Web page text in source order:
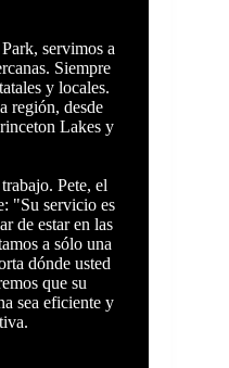
servimos a
Siempre
y locales.
región, desde
Lakes y
Pete, el
"Su servicio es
de estar en las
a sólo una
dónde usted
que su
sea eficiente y